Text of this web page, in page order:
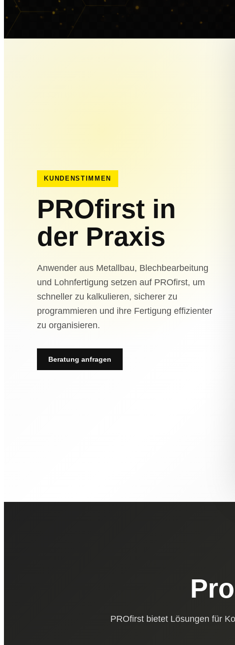
KUNDENSTIMMEN
PROfirst in
der Praxis
Anwender aus Metallbau, Blechbearbeitung
und Lohnfertigung setzen auf PROfirst, um
schneller zu kalkulieren, sicherer zu
programmieren und ihre Fertigung effizienter
zu organisieren.
Beratung anfragen
PROfirst bietet Lösungen für